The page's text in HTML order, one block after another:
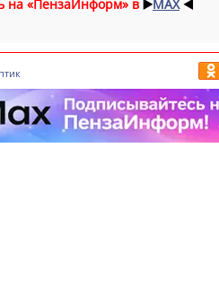
на «ПензаИнформ» в ▶️MAX ◀️